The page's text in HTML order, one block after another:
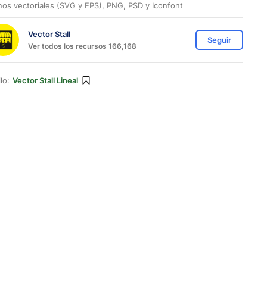
vectoriales (SVG y EPS), PNG, PSD y Iconfont
Vector Stall
Ver todos los recursos 166,168
Seguir
Vector Stall Lineal